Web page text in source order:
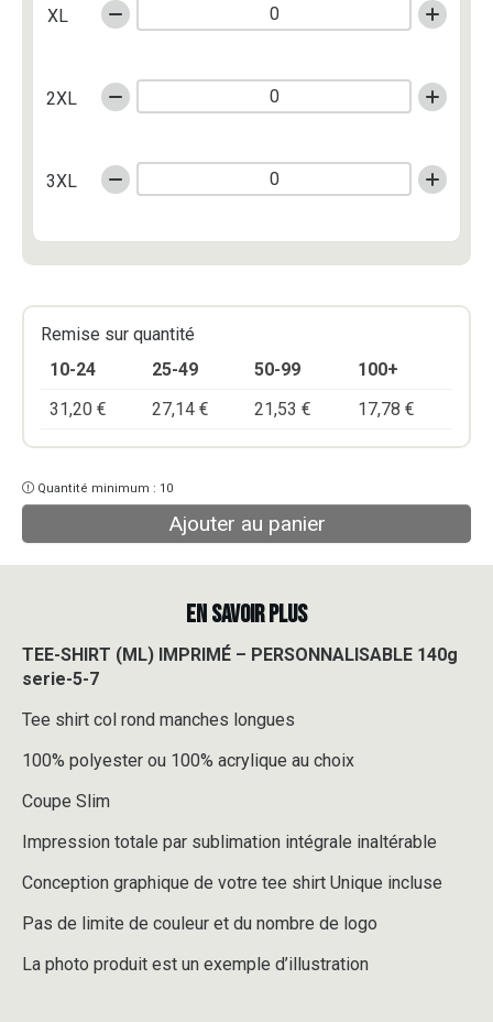
XL
2XL
3XL
Remise sur quantité
10-24
25-49 50-99
100+
31,20 € 27,14 € 21,53 € 17,78 €
Quantité minimum : 10
Ajouter au panier
EN SAVOIR PLUS
TEE-SHIRT (ML) IMPRIMÉ – PERSONNALISABLE 140g
serie-5-7
Tee shirt col rond manches longues
100% polyester ou 100% acrylique au choix
Coupe Slim
Impression totale par sublimation intégrale inaltérable
Conception graphique de votre tee shirt Unique incluse
Pas de limite de couleur et du nombre de logo
La photo produit est un exemple d’illustration